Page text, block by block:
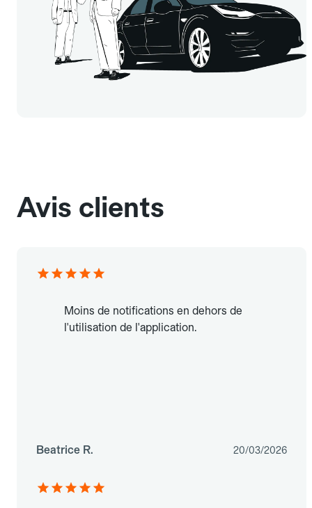
Avis clients
Moins de notifications en dehors de
l'utilisation de l'application.
Beatrice R. 20/03/2026